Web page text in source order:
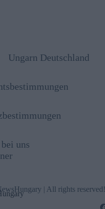
Ungarn Deutschland
uns
| All rights reserved!